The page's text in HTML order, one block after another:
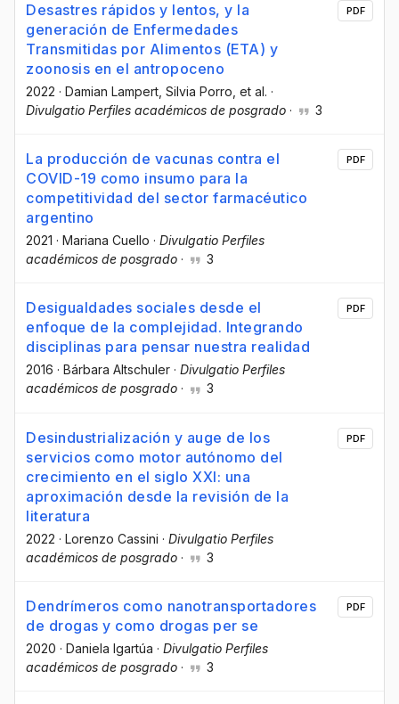
Desastres rápidos y lentos, y la
generación de Enfermedades
Transmitidas por Alimentos (ETA) y
zoonosis en el antropoceno
2022 · Damian Lampert , Silvia Porro , et al. ·
Divulgatio Perfiles académicos de posgrado · 3
PDF
La producción de vacunas contra el
COVID-19 como insumo para la
competitividad del sector farmacéutico
argentino
2021 · Mariana Cuello · Divulgatio Perfiles
académicos de posgrado · 3
PDF
Desigualdades sociales desde el
enfoque de la complejidad. Integrando
disciplinas para pensar nuestra realidad
2016 · Bárbara Altschuler · Divulgatio Perfiles
académicos de posgrado · 3
PDF
Desindustrialización y auge de los
servicios como motor autónomo del
crecimiento en el siglo XXI: una
aproximación desde la revisión de la
literatura
2022 · Lorenzo Cassini · Divulgatio Perfiles
académicos de posgrado · 3
PDF
Dendrímeros como nanotransportadores
de drogas y como drogas per se
2020 · Daniela Igartúa · Divulgatio Perfiles
académicos de posgrado · 3
PDF